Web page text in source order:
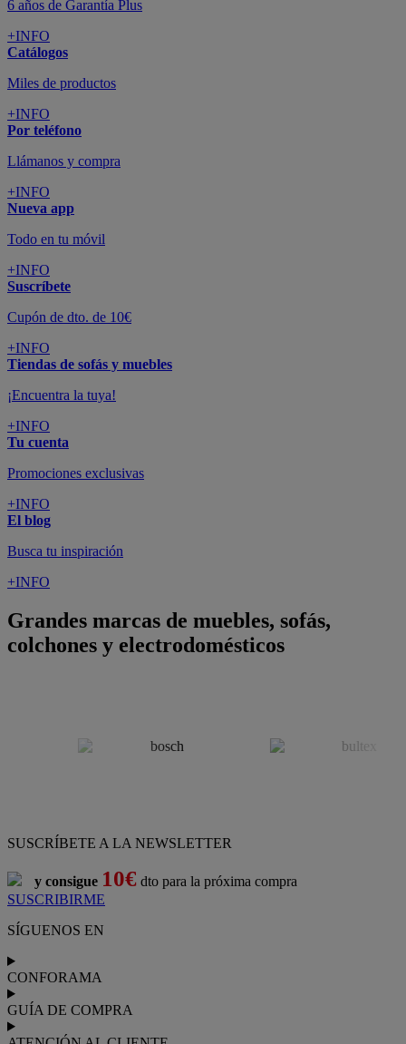
6 años de Garantía Plus
+INFO
Catálogos
Miles de productos
+INFO
Por teléfono
Llámanos y compra
+INFO
Nueva app
Todo en tu móvil
+INFO
Suscríbete
Cupón de dto. de 10€
+INFO
Tiendas de sofás y muebles
¡Encuentra la tuya!
+INFO
Tu cuenta
Promociones exclusivas
+INFO
El blog
Busca tu inspiración
+INFO
Grandes marcas de muebles, sofás,
colchones y electrodomésticos
SUSCRÍBETE A LA NEWSLETTER
y consigue 10€ dto para la próxima compra
SUSCRIBIRME
SÍGUENOS EN
CONFORAMA
GUÍA DE COMPRA